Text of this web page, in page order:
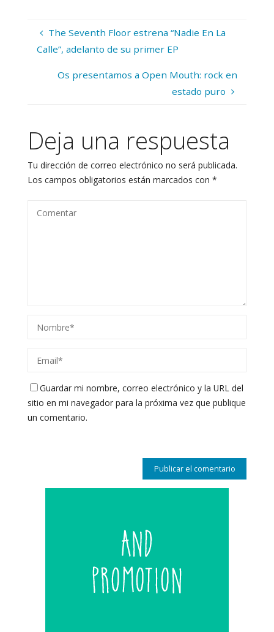
The Seventh Floor estrena “Nadie En La
Calle”, adelanto de su primer EP
Os presentamos a Open Mouth: rock en
estado puro
Deja una respuesta
Tu dirección de correo electrónico no será publicada.
Los campos obligatorios están marcados con *
Guardar mi nombre, correo electrónico y la URL del
sitio en mi navegador para la próxima vez que publique
un comentario.